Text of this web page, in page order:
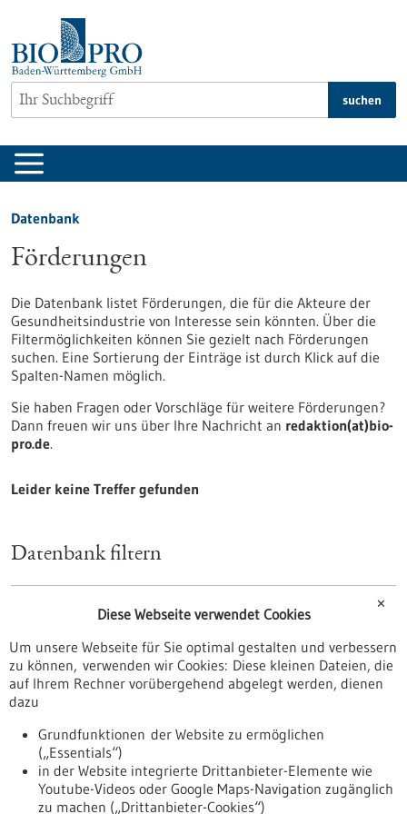
springen
suchen
Datenbank
Förderungen
Die Datenbank listet Förderungen, die für die Akteure der
Gesundheitsindustrie von Interesse sein könnten. Über die
Filtermöglichkeiten können Sie gezielt nach Förderungen
suchen. Eine Sortierung der Einträge ist durch Klick auf die
Spalten-Namen möglich.
Sie haben Fragen oder Vorschläge für weitere Förderungen?
Dann freuen wir uns über Ihre Nachricht an redaktion(at)bio-
pro.de.
Leider keine Treffer gefunden
Datenbank filtern
Stipendium
Wettbewerb
✕
Diese Webseite verwendet Cookies
Um unsere Webseite für Sie optimal gestalten und verbessern
zu können, verwenden wir Cookies: Diese kleinen Dateien, die
auf Ihrem Rechner vorübergehend abgelegt werden, dienen
dazu
Grundfunktionen der Website zu ermöglichen
(„Essentials“)
in der Website integrierte Drittanbieter-Elemente wie
Youtube-Videos oder Google Maps-Navigation zugänglich
zu machen („Drittanbieter-Cookies“)